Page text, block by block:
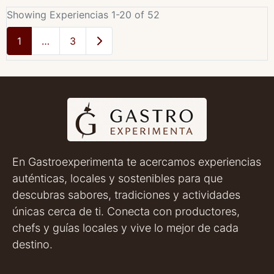
Showing Experiencias 1-20 of 52
1 … 3 Entradas anteriores
En Gastroexperimenta te acercamos experiencias
auténticas, locales y sostenibles para que
descubras sabores, tradiciones y actividades
únicas cerca de ti. Conecta con productores,
chefs y guías locales y vive lo mejor de cada
destino.